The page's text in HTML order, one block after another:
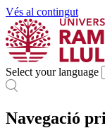
Vés al contingut
Select your language
Navegació